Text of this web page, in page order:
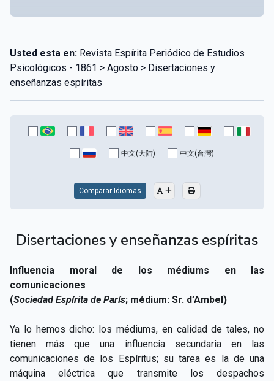
Usted esta en: Revista Espírita Periódico de Estudios
Psicológicos - 1861 > Agosto > Disertaciones y
enseñanzas espíritas
中文(大陆) 中文(台灣)
Comparar Idiomas
Disertaciones y enseñanzas espíritas
Influencia moral de los médiums en las
comunicaciones
(Sociedad Espírita de París; médium: Sr. d’Ambel)
Ya lo hemos dicho: los médiums, en calidad de tales, no
tienen más que una influencia secundaria en las
comunicaciones de los Espíritus; su tarea es la de una
máquina eléctrica que transmite los despachos